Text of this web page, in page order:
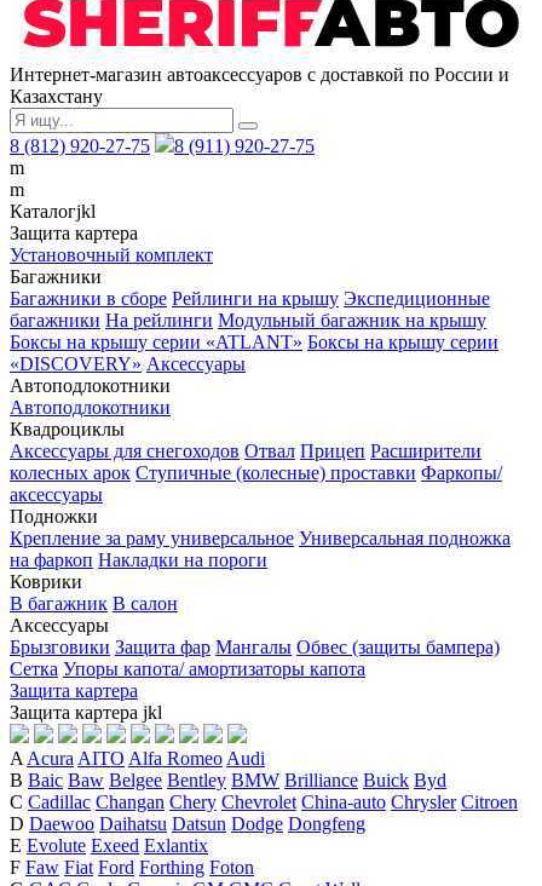
Интернет-магазин автоаксессуаров с доставкой по России и
Казахстану
8 (812) 920-27-75
8 (911) 920-27-75
m
m
Каталогjkl
Защита картера
Установочный комплект
Багажники
Багажники в сборе Рейлинги на крышу Экспедиционные
багажники На рейлинги Модульный багажник на крышу
Боксы на крышу серии «ATLANT» Боксы на крышу серии
«DISCOVERY» Аксессуары
Автоподлокотники
Автоподлокотники
Квадроциклы
Аксессуары для снегоходов Отвал Прицеп Расширители
колесных арок Ступичные (колесные) проставки Фаркопы/
аксессуары
Подножки
Крепление за раму универсальное Универсальная подножка
на фаркоп Накладки на пороги
Коврики
В багажник В салон
Аксессуары
Брызговики Защита фар Мангалы Обвес (защиты бампера)
Сетка Упоры капота/ амортизаторы капота
Защита картера
Защита картера jkl
A Acura AITO Alfa Romeo Audi
B Baic Baw Belgee Bentley BMW Brilliance Buick Byd
C Cadillac Changan Chery Chevrolet China-auto Chrysler Citroen
D Daewoo Daihatsu Datsun Dodge Dongfeng
E Evolute Exeed Exlantix
F Faw Fiat Ford Forthing Foton